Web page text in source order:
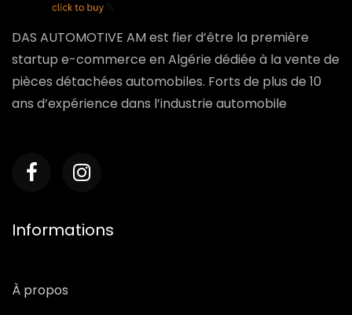
DAS AUTOMOTIVE AM est fier d’être la première
startup e-commerce en Algérie dédiée à la vente de
pièces détachées automobiles. Forts de plus de 10
ans d’expérience dans l’industrie automobile
Informations
À propos